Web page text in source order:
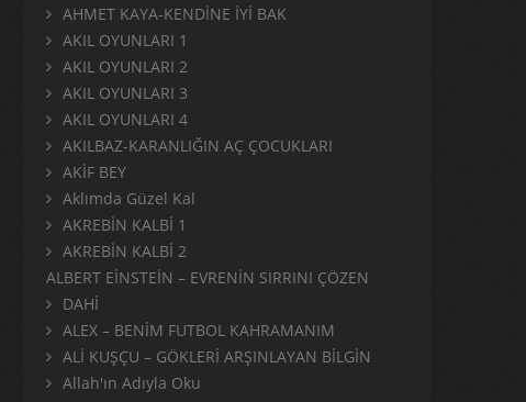
AHMET KAYA-KENDİNE İYİ BAK
AKIL OYUNLARI 1
AKIL OYUNLARI 2
AKIL OYUNLARI 3
AKIL OYUNLARI 4
AKILBAZ-KARANLIĞIN AÇ ÇOCUKLARI
AKİF BEY
Aklımda Güzel Kal
AKREBİN KALBİ 1
AKREBİN KALBİ 2
ALBERT EİNSTEİN – EVRENİN SIRRINI ÇÖZEN
DAHİ
ALEX – BENİM FUTBOL KAHRAMANIM
ALİ KUŞÇU – GÖKLERİ ARŞINLAYAN BİLGİN
Allah'ın Adıyla Oku